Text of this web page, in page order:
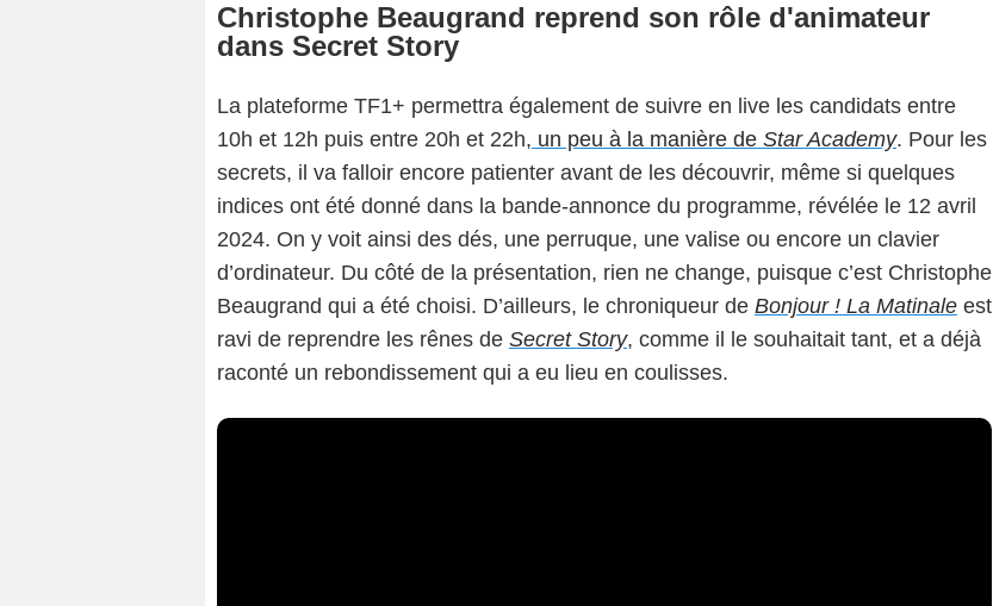
Christophe Beaugrand reprend son rôle d'animateur
dans Secret Story
La plateforme TF1+ permettra également de suivre en live les candidats entre
10h et 12h puis entre 20h et 22h, un peu à la manière de Star Academy. Pour les
secrets, il va falloir encore patienter avant de les découvrir, même si quelques
indices ont été donné dans la bande-annonce du programme, révélée le 12 avril
2024. On y voit ainsi des dés, une perruque, une valise ou encore un clavier
d’ordinateur. Du côté de la présentation, rien ne change, puisque c’est Christophe
Beaugrand qui a été choisi. D’ailleurs, le chroniqueur de Bonjour ! La Matinale est
ravi de reprendre les rênes de Secret Story, comme il le souhaitait tant, et a déjà
raconté un rebondissement qui a eu lieu en coulisses.